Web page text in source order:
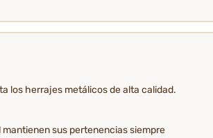
los herrajes metálicos de alta calidad.
sus pertenencias siempre